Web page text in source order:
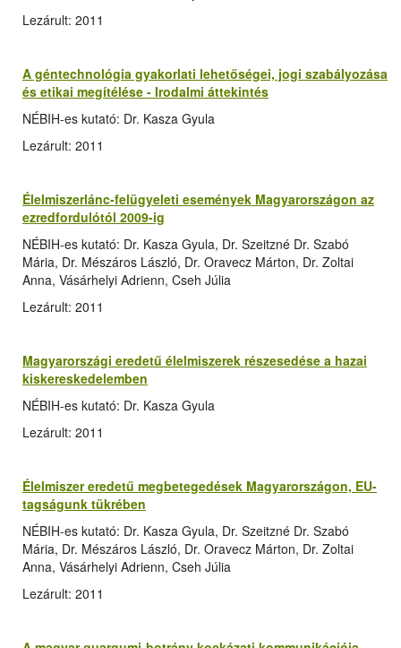
Lezárult: 2011
A géntechnológia gyakorlati lehetőségei, jogi szabályozása
és etikai megítélése - Irodalmi áttekintés
NÉBIH-es kutató: Dr. Kasza Gyula
Lezárult: 2011
Élelmiszerlánc-felügyeleti események Magyarországon az
ezredfordulótól 2009-ig
NÉBIH-es kutató: Dr. Kasza Gyula, Dr. Szeitzné Dr. Szabó
Mária, Dr. Mészáros László, Dr. Oravecz Márton, Dr. Zoltai
Anna, Vásárhelyi Adrienn, Cseh Júlia
Lezárult: 2011
Magyarországi eredetű élelmiszerek részesedése a hazai
kiskereskedelemben
NÉBIH-es kutató: Dr. Kasza Gyula
Lezárult: 2011
Élelmiszer eredetű megbetegedések Magyarországon, EU-
tagságunk tükrében
NÉBIH-es kutató: Dr. Kasza Gyula, Dr. Szeitzné Dr. Szabó
Mária, Dr. Mészáros László, Dr. Oravecz Márton, Dr. Zoltai
Anna, Vásárhelyi Adrienn, Cseh Júlia
Lezárult: 2011